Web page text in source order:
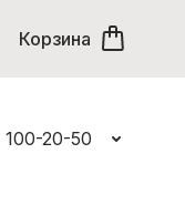
Корзина
20-50